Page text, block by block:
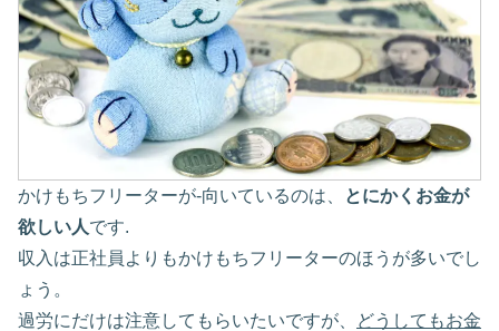
かけもちフリーターが-向いているのは、
とにかくお金が
欲しい人です.
収入は正社員よりもかけもちフリーターのほうが多いでし
ょう。
過労にだけは注意してもらいたいですが、
どうしてもお金